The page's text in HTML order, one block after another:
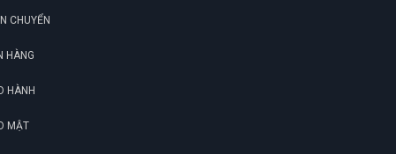
CHUYỂN
HÀNG
HÀNH
MẬT